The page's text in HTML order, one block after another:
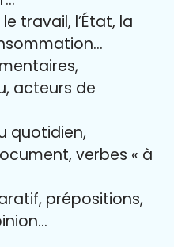
le travail, l’État, la
acteurs de
quotidien,
verbes « à
prépositions,